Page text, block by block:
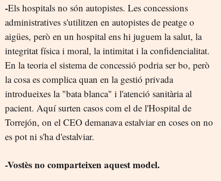
-Els hospitals no són autopistes. Les concessions
administratives s'utilitzen en autopistes de peatge o
aigües, però en un hospital ens hi juguem la salut, la
integritat física i moral, la intimitat i la confidencialitat.
En la teoria el sistema de concessió podria ser bo, però
la cosa es complica quan en la gestió privada
introdueixes la "bata blanca" i l'atenció sanitària al
pacient. Aquí surten casos com el de l'Hospital de
Torrejón, on el CEO demanava estalviar en coses on no
es pot ni s'ha d'estalviar.
-Vostès no comparteixen aquest model.